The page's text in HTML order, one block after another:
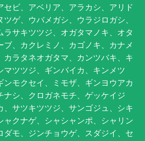
セビ、アベリア、アラカシ、アリド
ゲ、ウバメガシ、ウラジロガシ、
ラサキツツジ、オガタマノキ、オタ
ブ、カクレミノ、カゴノキ、カナメ
カラタネオガタマ、カンツバキ、キ
マツツジ、ギンバイカ、キンメツ
モクセイ、ミモザ、ギンヨウアカ
ナシ、クロガネモチ、ゲッケイジ
、サツキツツジ、サンゴジュ、シキ
ャクナゲ、シャシャンポ、シャリン
ダモ、ジンチョウゲ、スダジイ、セ